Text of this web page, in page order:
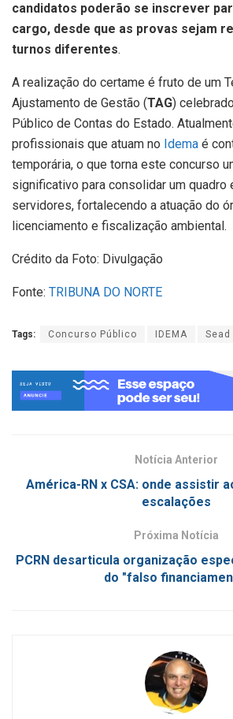
candidatos poderão se inscrever
cargo, desde que as provas sejam
turnos diferentes.
A realização do certame é fruto de um
Ajustamento de Gestão (TAG)
Público de Contas do Estado.
profissionais que atuam no Idema é
temporária, o que torna este concurso
significativo para consolidar um quadro
servidores, fortalecendo a atuação do
licenciamento e fiscalização ambiental.
Crédito da Foto: Divulgação
Fonte: TRIBUNA DO NORTE
Tags: Concurso Público IDEMA Sead
Notícia Anterior
América-RN x CSA: onde assistir
escalações
Próxima Notícia
PCRN desarticula organização
do "falso